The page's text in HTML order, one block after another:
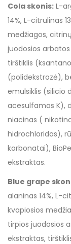
Cola skonis: L-
14%, L-citrulinas
medžiagos,
juodosios
tirštiklis
(polidekstrozė),
emulsiklis (silicio
acesulfamas K),
niacinas (
hidrochloridas),
karbonatai),
ekstraktas.
Blue grape
alaninas 14%, L-
kvapiosios
tirpios juodosios
ekstraktas,